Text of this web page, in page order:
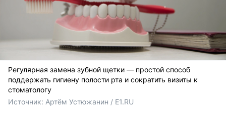
Регулярная замена зубной щетки — простой способ
поддержать гигиену полости рта и сократить визиты к
стоматологу
Источник: Артём Устюжанин / E1.RU